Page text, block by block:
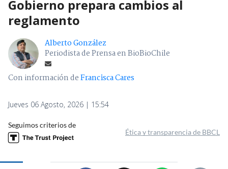
Gobierno prepara cambios al
reglamento
Alberto González
Periodista de Prensa en BioBioChile
Con información deFrancisca Cares
Jueves 06 Agosto, 2026 | 15:54
Seguimos criterios de
Ética y transparencia de BBCL